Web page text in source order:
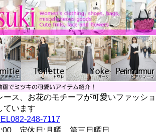
ース、お花のモチーフが可愛いファッショ
ています
248-7117
定休日:月曜、第三日曜日